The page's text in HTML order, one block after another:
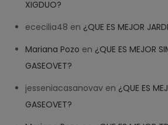
XIGDUO?
ececilia48 en ¿QUE ES MEJOR
Mariana Pozo en ¿QUE ES MEJOR
GASEOVET?
jesseniacasanovav en ¿QUE ES
GASEOVET?